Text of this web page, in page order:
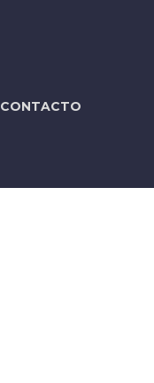
CONTACTO